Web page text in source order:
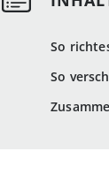
So
So